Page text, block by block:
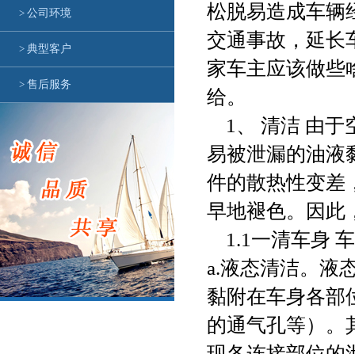
> 公司环境
> 典型客户
> 售后服务
松脱易造成车辆
交通事故，延长
家车主应该做些
给。
1、 清洁 由于
易被泄漏的油液
件的散热性变差
早地褪色。因此
1.1一清车身
a.液态清洁。液
黏附在车身各部
的通气孔等）。